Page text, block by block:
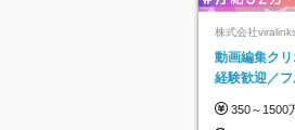
株式会社
動画編集ク
経験歓迎／
350～1500